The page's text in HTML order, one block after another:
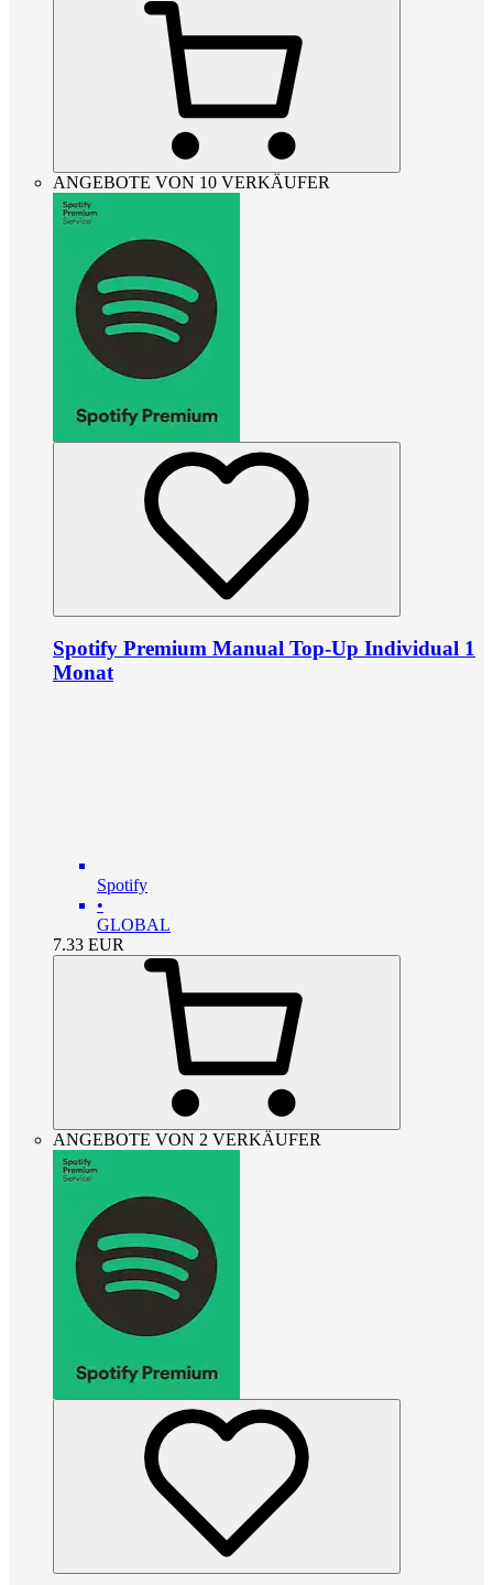
ANGEBOTE VON 10 VERKÄUFER
Spotify Premium Manual Top-Up Individual 1
Monat
Spotify
•
GLOBAL
7.33 EUR
ANGEBOTE VON 2 VERKÄUFER